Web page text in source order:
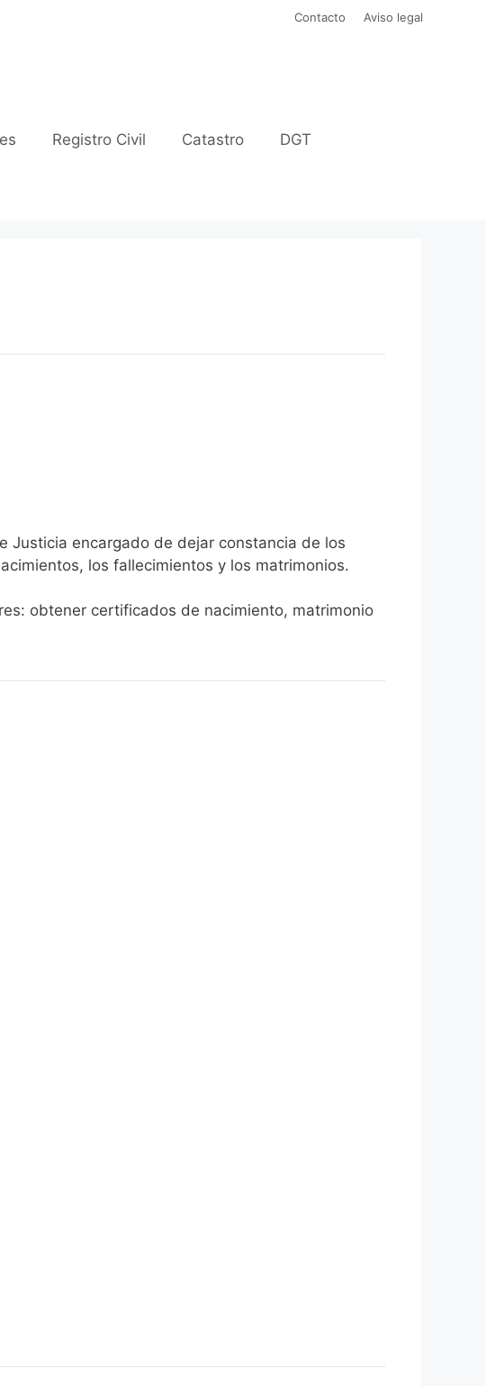
Contacto Aviso legal
Registro Civil Catastro DGT
Justicia encargado de dejar constancia de los
los fallecimientos y los matrimonios.
obtener certificados de nacimiento, matrimonio